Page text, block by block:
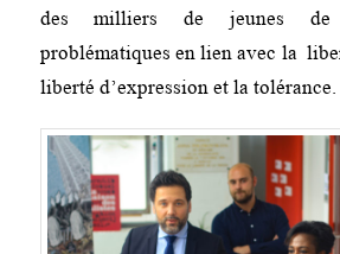
des milliers de jeunes de
problématiques en lien avec la
liberté d’expression et la tolérance.